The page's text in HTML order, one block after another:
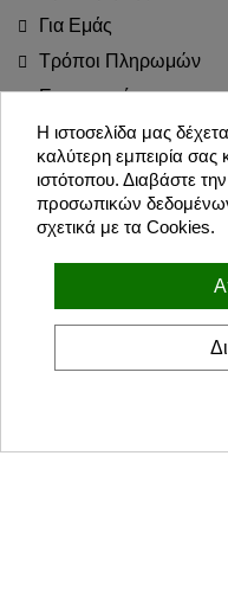
Για Εμάς
Τρόποι Πληρωμών
Επιστροφές
Blog
Join the Party!
Συμφωνώ με τους όρους
Η ιστοσελίδα μας
καλύτερη εμπειρία σας
ιστότοπου. Διαβάστε
προσωπικών
σχετικά με τα Cookies.